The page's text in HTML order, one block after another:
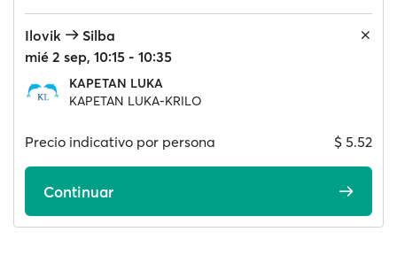
Ilovik
Silba
mié 2 sep, 10:15 - 10:35
KAPETAN LUKA
KAPETAN LUKA-KRILO
Precio indicativo por persona $ 5.52
Continuar